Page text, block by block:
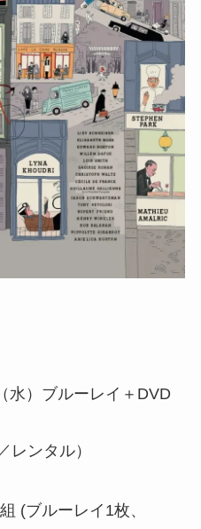
⽔）ブルーレイ＋DVD
レンタル）
(ブルーレイ1枚、